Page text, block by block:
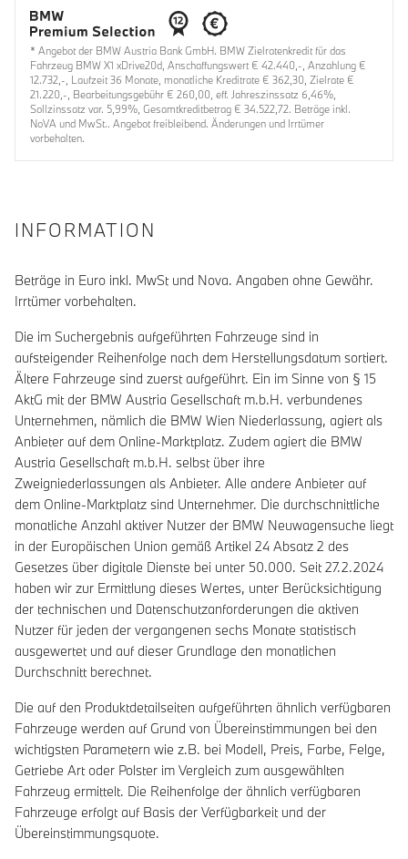
* Angebot der BMW Austria Bank GmbH. BMW Zielratenkredit für das
Fahrzeug BMW X1 xDrive20d, Anschaffungswert € 42.440,-, Anzahlung €
12.732,-, Laufzeit 36 Monate, monatliche Kreditrate € 362,30, Zielrate €
21.220,-, Bearbeitungsgebühr € 260,00, eff. Jahreszinssatz 6,46%,
Sollzinssatz var. 5,99%, Gesamtkreditbetrag € 34.522,72. Beträge inkl.
NoVA und MwSt.. Angebot freibleibend. Änderungen und Irrtümer
vorbehalten.
INFORMATION
Beträge in Euro inkl. MwSt und Nova. Angaben ohne Gewähr.
Irrtümer vorbehalten.
Die im Suchergebnis aufgeführten Fahrzeuge sind in
aufsteigender Reihenfolge nach dem Herstellungsdatum sortiert.
Ältere Fahrzeuge sind zuerst aufgeführt. Ein im Sinne von § 15
AktG mit der BMW Austria Gesellschaft m.b.H. verbundenes
Unternehmen, nämlich die BMW Wien Niederlassung, agiert als
Anbieter auf dem Online-Marktplatz. Zudem agiert die BMW
Austria Gesellschaft m.b.H. selbst über ihre
Zweigniederlassungen als Anbieter. Alle andere Anbieter auf
dem Online-Marktplatz sind Unternehmer. Die durchschnittliche
monatliche Anzahl aktiver Nutzer der BMW Neuwagensuche liegt
in der Europäischen Union gemäß Artikel 24 Absatz 2 des
Gesetzes über digitale Dienste bei unter 50.000. Seit 27.2.2024
haben wir zur Ermittlung dieses Wertes, unter Berücksichtigung
der technischen und Datenschutzanforderungen die aktiven
Nutzer für jeden der vergangenen sechs Monate statistisch
ausgewertet und auf dieser Grundlage den monatlichen
Durchschnitt berechnet.
Die auf den Produktdetailseiten aufgeführten ähnlich verfügbaren
Fahrzeuge werden auf Grund von Übereinstimmungen bei den
wichtigsten Parametern wie z.B. bei Modell, Preis, Farbe, Felge,
Getriebe Art oder Polster im Vergleich zum ausgewählten
Fahrzeug ermittelt. Die Reihenfolge der ähnlich verfügbaren
Fahrzeuge erfolgt auf Basis der Verfügbarkeit und der
Übereinstimmungsquote.